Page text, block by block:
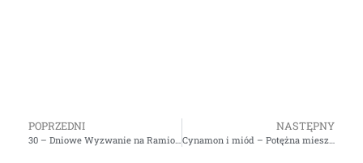
POPRZEDNI
30 – Dniowe Wyzwanie na Ramiona – VIDEO
NASTĘPNY
Cynamon i miód – Potężna mieszanka jako lek na wiele chorób